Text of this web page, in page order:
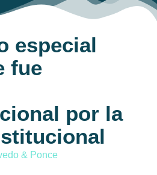
especial
fue
por la
& Ponce